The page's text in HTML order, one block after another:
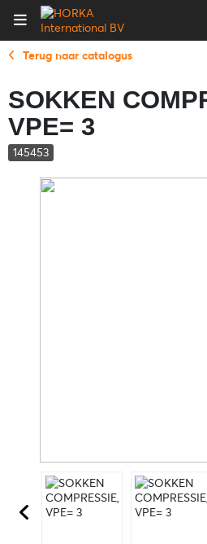
Terug naar catalogus
SOKKEN
VPE= 3
145453